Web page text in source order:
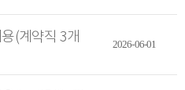
(계약직 3개
2026-06-01